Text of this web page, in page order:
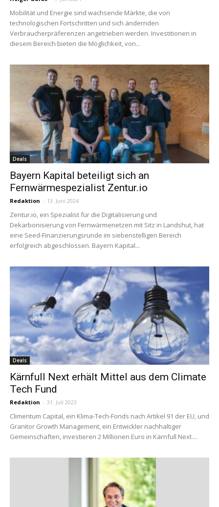
Mobilität und Energie sind wachsende Märkte, die von
technologischen Fortschritten und sich ändernden
Verbraucherpräferenzen angetrieben werden. Investitionen in
diesem Bereich bieten die Möglichkeit, von...
Deals
Bayern Kapital beteiligt sich an
Fernwärmespezialist Zentur.io
Redaktion - 13. Juni 2024
Zentur.io, ein Spezialist für die Digitalisierung und
Dekarbonisierung von Fernwärmenetzen mit Sitz in Landshut, hat
eine Seed-Finanzierungsrunde im siebenstelligen Bereich
erfolgreich abgeschlossen. Bayern Kapital...
Deals
Kärnfull Next erhält Mittel aus dem Climate
Tech Fund
Redaktion - 31. Juli 2023
Climentum Capital, ein Klima-Tech-Fonds nach Artikel 91 der EU, und
Granitor Growth Management, ein Entwickler nachhaltiger
Gemeinschaften, investieren 2 Millionen Euro in Kärnfull Next....